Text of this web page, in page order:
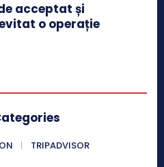
acceptat și
o operație
TRIPADVISOR